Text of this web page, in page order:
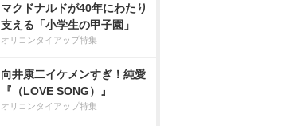
マクドナルドが40年にわたり
支える「小学生の甲子園」
オリコンタイアップ特集
向井康二イケメンすぎ！純愛
『（LOVE SONG）』
オリコンタイアップ特集